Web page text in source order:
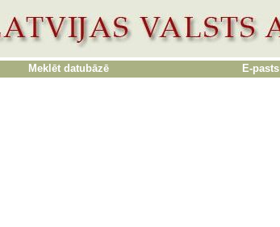
Meklēt datubāzē E-pasts